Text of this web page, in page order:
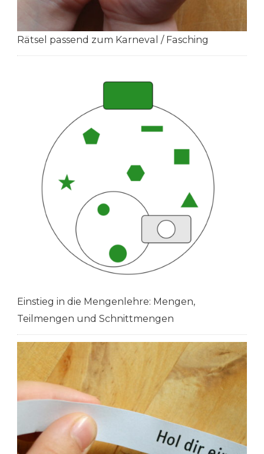
Rätsel passend zum Karneval / Fasching
Einstieg in die Mengenlehre: Mengen,
Teilmengen und Schnittmengen